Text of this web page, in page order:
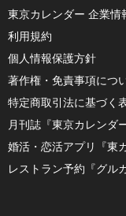
東京カレンダー 企業情
利用規約
個人情報保護方針
著作権・免責事項につ
特定商取引法に基づく
月刊誌『東京カレンダ
婚活・恋活アプリ『東
レストラン予約『グル